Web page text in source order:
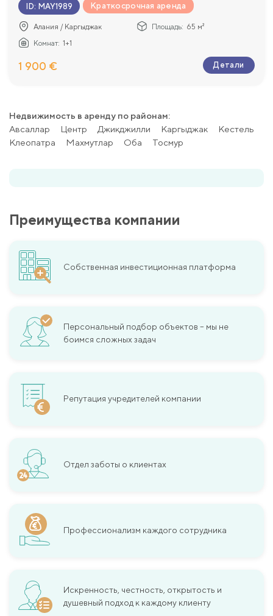
ID: MAY1989 Краткосрочная аренда
Алания / Каргыджак Площадь: 65 м²
Комнат: 1+1
1 900 € Детали
Недвижимость в аренду по районам:
Авсаллар
Центр Джикджилли Каргыджак
Kестель
Клеопатра
Махмутлар Оба Тосмур
Преимущества компании
Собственная инвестиционная платформа
Персональный подбор объектов – мы не
боимся сложных задач
Репутация учредителей компании
Отдел заботы о клиентах
Профессионализм каждого сотрудника
Искренность, честность, открытость и
душевный подход к каждому клиенту